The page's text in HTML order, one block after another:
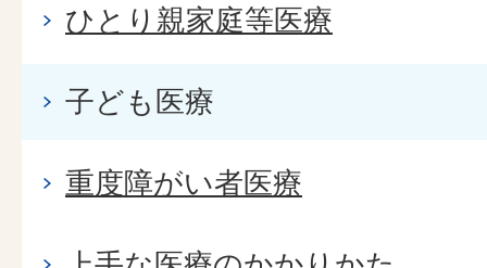
ひとり親家庭等医療
子ども医療
重度障がい者医療